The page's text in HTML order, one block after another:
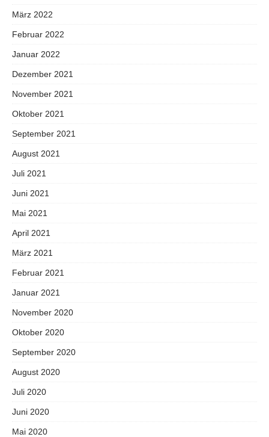
März 2022
Februar 2022
Januar 2022
Dezember 2021
November 2021
Oktober 2021
September 2021
August 2021
Juli 2021
Juni 2021
Mai 2021
April 2021
März 2021
Februar 2021
Januar 2021
November 2020
Oktober 2020
September 2020
August 2020
Juli 2020
Juni 2020
Mai 2020